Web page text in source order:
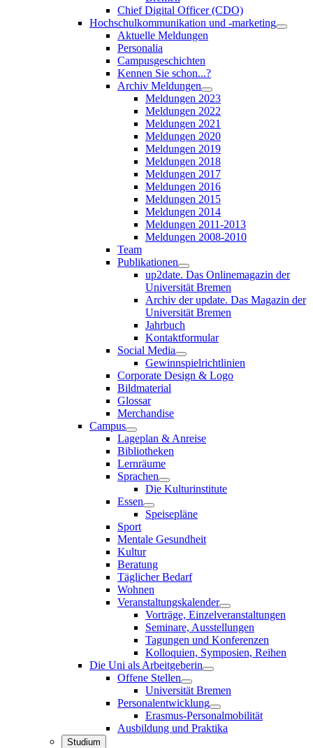
Chief Digital Officer (CDO)
Hochschulkommunikation und -marketing
Aktuelle Meldungen
Personalia
Campusgeschichten
Kennen Sie schon...?
Archiv Meldungen
Meldungen 2023
Meldungen 2022
Meldungen 2021
Meldungen 2020
Meldungen 2019
Meldungen 2018
Meldungen 2017
Meldungen 2016
Meldungen 2015
Meldungen 2014
Meldungen 2011-2013
Meldungen 2008-2010
Team
Publikationen
up2date. Das Onlinemagazin der
Universität Bremen
Archiv der update. Das Magazin der
Universität Bremen
Jahrbuch
Kontaktformular
Social Media
Gewinnspielrichtlinien
Corporate Design & Logo
Bildmaterial
Glossar
Merchandise
Campus
Lageplan & Anreise
Bibliotheken
Lernräume
Sprachen
Die Kulturinstitute
Essen
Speisepläne
Sport
Mentale Gesundheit
Kultur
Beratung
Täglicher Bedarf
Wohnen
Veranstaltungskalender
Vorträge, Einzelveranstaltungen
Seminare, Ausstellungen
Tagungen und Konferenzen
Kolloquien, Symposien, Reihen
Die Uni als Arbeitgeberin
Offene Stellen
Universität Bremen
Personalentwicklung
Erasmus-Personalmobilität
Ausbildung und Praktika
Studium